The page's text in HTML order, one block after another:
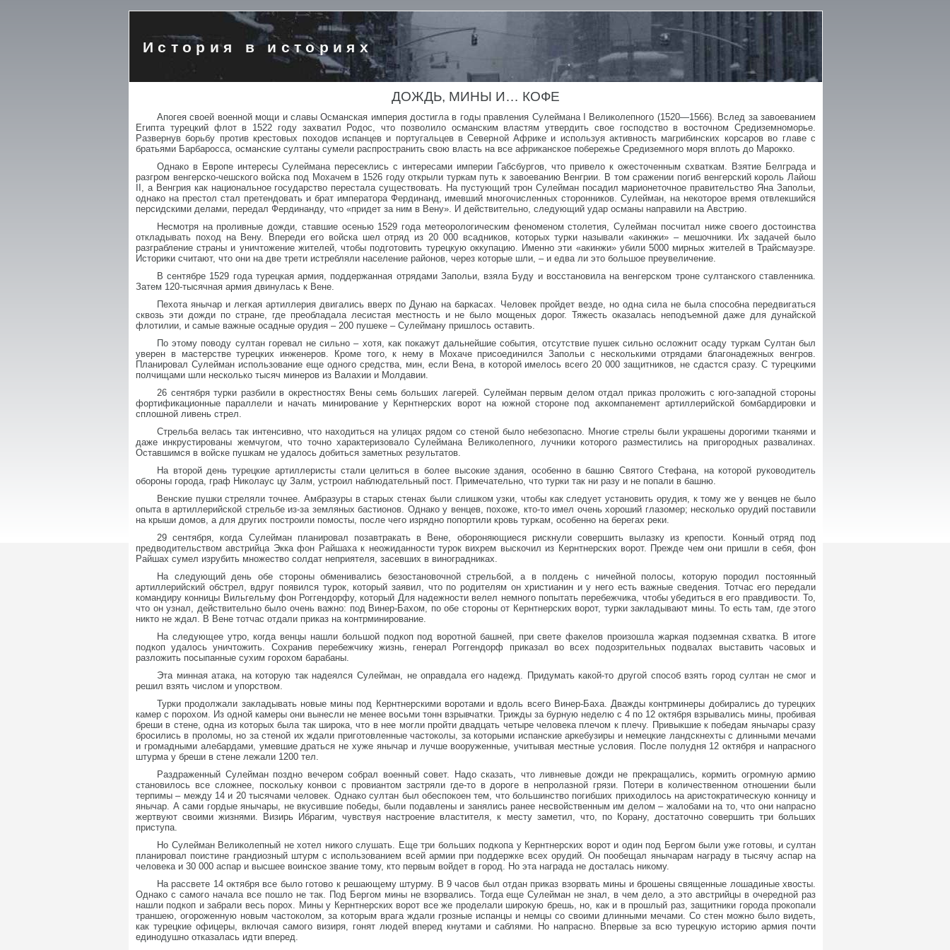
История в историях
ДОЖДЬ, МИНЫ И… КОФЕ
Апогея своей военной мощи и славы Османская империя достигла в годы правления Сулеймана I Великолепного (1520—1566). Вслед за завоеванием
Египта турецкий флот в 1522 году захватил Родос, что позволило османским властям утвердить свое господство в восточном Средиземноморье.
Развернув борьбу против крестовых походов испанцев и португальцев в Северной Африке и используя активность магрибинских корсаров во главе с
братьями Барбаросса, османские султаны сумели распространить свою власть на все африканское побережье Средиземного моря вплоть до Марокко.
Однако в Европе интересы Сулеймана пересеклись с интересами империи Габсбургов, что привело к ожесточенным схваткам. Взятие Белграда и
разгром венгерско-чешского войска под Мохачем в 1526 году открыли туркам путь к завоеванию Венгрии. В том сражении погиб венгерский король Лайош
II, а Венгрия как национальное государство перестала существовать. На пустующий трон Сулейман посадил марионеточное правительство Яна Запольи,
однако на престол стал претендовать и брат императора Фердинанд, имевший многочисленных сторонников. Сулейман, на некоторое время отвлекшийся
персидскими делами, передал Фердинанду, что «придет за ним в Вену». И действительно, следующий удар османы направили на Австрию.
Несмотря на проливные дожди, ставшие осенью 1529 года метеорологическим феноменом столетия, Сулейман посчитал ниже своего достоинства
откладывать поход на Вену. Впереди его войска шел отряд из 20 000 всадников, которых турки называли «акинжи» – мешочники. Их задачей было
разграбление страны и уничтожение жителей, чтобы подготовить турецкую оккупацию. Именно эти «акинжи» убили 5000 мирных жителей в Трайсмауэре.
Историки считают, что они на две трети истребляли население районов, через которые шли, – и едва ли это большое преувеличение.
В сентябре 1529 года турецкая армия, поддержанная отрядами Запольи, взяла Буду и восстановила на венгерском троне султанского ставленника.
Затем 120-тысячная армия двинулась к Вене.
Пехота янычар и легкая артиллерия двигались вверх по Дунаю на баркасах. Человек пройдет везде, но одна сила не была способна передвигаться
сквозь эти дожди по стране, где преобладала лесистая местность и не было мощеных дорог. Тяжесть оказалась неподъемной даже для дунайской
флотилии, и самые важные осадные орудия – 200 пушеке – Сулейману пришлось оставить.
По этому поводу султан горевал не сильно – хотя, как покажут дальнейшие события, отсутствие пушек сильно осложнит осаду туркам Султан был
уверен в мастерстве турецких инженеров. Кроме того, к нему в Мохаче присоединился Запольи с несколькими отрядами благонадежных венгров.
Планировал Сулейман использование еще одного средства, мин, если Вена, в которой имелось всего 20 000 защитников, не сдастся сразу. С турецкими
полчищами шли несколько тысяч минеров из Валахии и Молдавии.
26 сентября турки разбили в окрестностях Вены семь больших лагерей. Сулейман первым делом отдал приказ проложить с юго-западной стороны
фортификационные параллели и начать минирование у Кернтнерских ворот на южной стороне под аккомпанемент артиллерийской бомбардировки и
сплошной ливень стрел.
Стрельба велась так интенсивно, что находиться на улицах рядом со стеной было небезопасно. Многие стрелы были украшены дорогими тканями и
даже инкрустированы жемчугом, что точно характеризовало Сулеймана Великолепного, лучники которого разместились на пригородных развалинах.
Оставшимся в войске пушкам не удалось добиться заметных результатов.
На второй день турецкие артиллеристы стали целиться в более высокие здания, особенно в башню Святого Стефана, на которой руководитель
обороны города, граф Николаус цу Залм, устроил наблюдательный пост. Примечательно, что турки так ни разу и не попали в башню.
Венские пушки стреляли точнее. Амбразуры в старых стенах были слишком узки, чтобы как следует установить орудия, к тому же у венцев не было
опыта в артиллерийской стрельбе из-за земляных бастионов. Однако у венцев, похоже, кто-то имел очень хороший глазомер; несколько орудий поставили
на крыши домов, а для других построили помосты, после чего изрядно попортили кровь туркам, особенно на берегах реки.
29 сентября, когда Сулейман планировал позавтракать в Вене, обороняющиеся рискнули совершить вылазку из крепости. Конный отряд под
предводительством австрийца Экка фон Райшаха к неожиданности турок вихрем выскочил из Кернтнерских ворот. Прежде чем они пришли в себя, фон
Райшах сумел изрубить множество солдат неприятеля, засевших в виноградниках.
На следующий день обе стороны обменивались безостановочной стрельбой, а в полдень с ничейной полосы, которую породил постоянный
артиллерийский обстрел, вдруг появился турок, который заявил, что по родителям он христианин и у него есть важные сведения. Тотчас его передали
командиру конницы Вильгельму фон Роггендорфу, который Для надежности велел немного попытать перебежчика, чтобы убедиться в его правдивости. То,
что он узнал, действительно было очень важно: под Винер-Бахом, по обе стороны от Кернтнерских ворот, турки закладывают мины. То есть там, где этого
никто не ждал. В Вене тотчас отдали приказ на контрминирование.
На следующее утро, когда венцы нашли большой подкоп под воротной башней, при свете факелов произошла жаркая подземная схватка. В итоге
подкоп удалось уничтожить. Сохранив перебежчику жизнь, генерал Роггендорф приказал во всех подозрительных подвалах выставить часовых и
разложить посыпанные сухим горохом барабаны.
Эта минная атака, на которую так надеялся Сулейман, не оправдала его надежд. Придумать какой-то другой способ взять город султан не смог и
решил взять числом и упорством.
Турки продолжали закладывать новые мины под Кернтнерскими воротами и вдоль всего Винер-Баха. Дважды контрминеры добирались до турецких
камер с порохом. Из одной камеры они вынесли не менее восьми тонн взрывчатки. Трижды за бурную неделю с 4 по 12 октября взрывались мины, пробивая
бреши в стене, одна из которых была так широка, что в нее могли пройти двадцать четыре человека плечом к плечу. Привыкшие к победам янычары сразу
бросились в проломы, но за стеной их ждали приготовленные частоколы, за которыми испанские аркебузиры и немецкие ландскнехты с длинными мечами
и громадными алебардами, умевшие драться не хуже янычар и лучше вооруженные, учитывая местные условия. После полудня 12 октября и напрасного
штурма у бреши в стене лежали 1200 тел.
Раздраженный Сулейман поздно вечером собрал военный совет. Надо сказать, что ливневые дожди не прекращались, кормить огромную армию
становилось все сложнее, поскольку конвои с провиантом застряли где-то в дороге в непролазной грязи. Потери в количественном отношении были
терпимы – между 14 и 20 тысячами человек. Однако султан был обеспокоен тем, что большинство погибших приходилось на аристократическую конницу и
янычар. А сами гордые янычары, не вкусившие победы, были подавлены и занялись ранее несвойственным им делом – жалобами на то, что они напрасно
жертвуют своими жизнями. Визирь Ибрагим, чувствуя настроение властителя, к месту заметил, что, по Корану, достаточно совершить три больших
приступа.
Но Сулейман Великолепный не хотел никого слушать. Еще три больших подкопа у Кернтнерских ворот и один под Бергом были уже готовы, и султан
планировал поистине грандиозный штурм с использованием всей армии при поддержке всех орудий. Он пообещал янычарам награду в тысячу аспар на
человека и 30 000 аспар и высшее воинское звание тому, кто первым войдет в город. Но эта награда не досталась никому.
На рассвете 14 октября все было готово к решающему штурму. В 9 часов был отдан приказ взорвать мины и брошены священные лошадиные хвосты.
Однако с самого начала все пошло не так. Под Бергом мины не взорвались. Тогда еще Сулейман не знал, в чем дело, а это австрийцы в очередной раз
нашли подкоп и забрали весь порох. Мины у Кернтнерских ворот все же проделали широкую брешь, но, как и в прошлый раз, защитники города прокопали
траншею, огороженную новым частоколом, за которым врага ждали грозные испанцы и немцы со своими длинными мечами. Со стен можно было видеть,
как турецкие офицеры, включая самого визиря, гонят людей вперед кнутами и саблями. Но напрасно. Впервые за всю турецкую историю армия почти
единодушно отказалась идти вперед.